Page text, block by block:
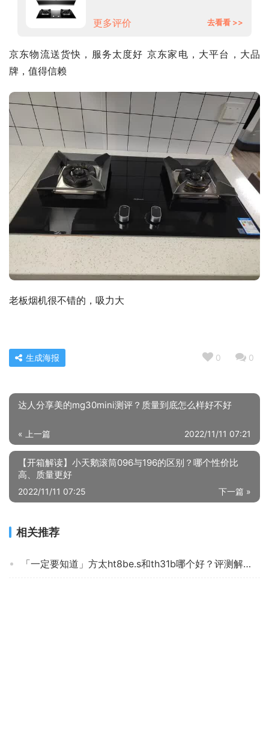
更多评价 去看看 >>
京东物流送货快，服务太度好 京东家电，大平台，大品
牌，值得信赖
老板烟机很不错的，吸力大
0 0
生成海报
达人分享美的mg30mini测评？质量到底怎么样好不好
« 上一篇 2022/11/11 07:21
【开箱解读】小天鹅滚筒096与196的区别？哪个性价比
高、质量更好
下一篇 »
2022/11/11 07:25
相关推荐
「一定要知道」方太ht8be.s和th31b哪个好？评测解读该怎么选